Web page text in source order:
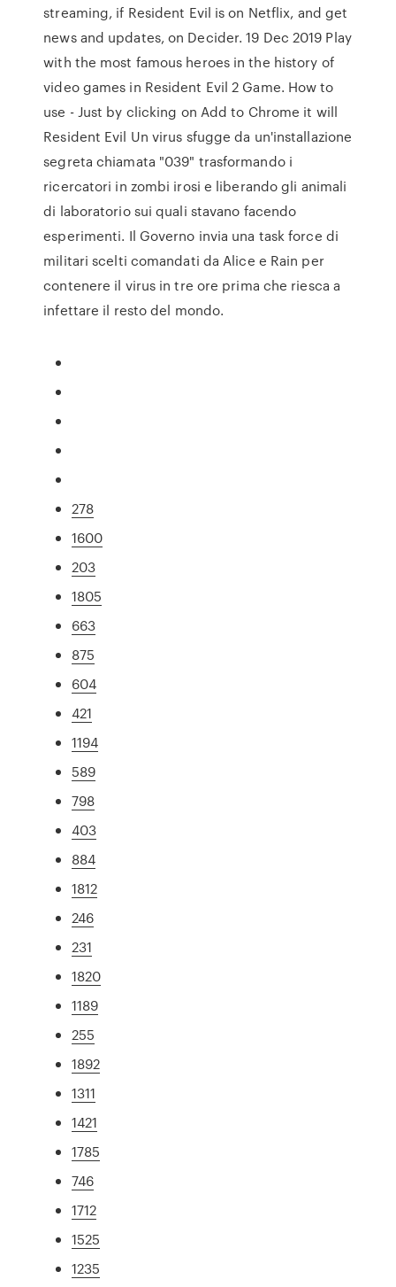
streaming, if Resident Evil is on Netflix, and get
news and updates, on Decider. 19 Dec 2019 Play
with the most famous heroes in the history of
video games in Resident Evil 2 Game. How to
use - Just by clicking on Add to Chrome it will
Resident Evil Un virus sfugge da un'installazione
segreta chiamata "039" trasformando i
ricercatori in zombi irosi e liberando gli animali
di laboratorio sui quali stavano facendo
esperimenti. Il Governo invia una task force di
militari scelti comandati da Alice e Rain per
contenere il virus in tre ore prima che riesca a
infettare il resto del mondo.
278
1600
203
1805
663
875
604
421
1194
589
798
403
884
1812
246
231
1820
1189
255
1892
1311
1421
1785
746
1712
1525
1235